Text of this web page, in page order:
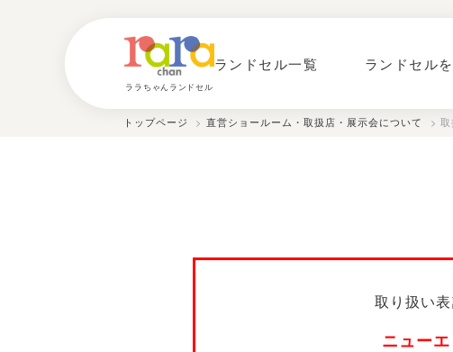
ララちゃんランドセル
ランドセル一覧 ランドセル
トップページ > 直営ショールーム・取扱店・展示会について > 取
取り扱い
ニュー